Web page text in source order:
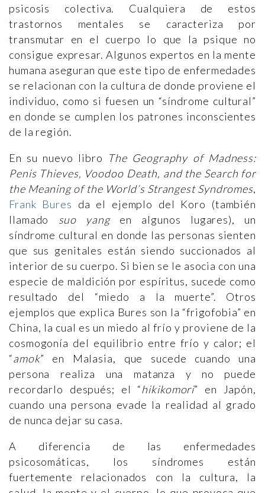
psicosis colectiva. Cualquiera de estos
trastornos mentales se caracteriza por
transmutar en el cuerpo lo que la psique no
consigue expresar. Algunos expertos en la mente
humana aseguran que este tipo de enfermedades
se relacionan con la cultura de donde proviene el
individuo, como si fuesen un “síndrome cultural”
en donde se cumplen los patrones inconscientes
de la región.
En su nuevo libro The Geography of Madness:
Penis Thieves, Voodoo Death, and the Search for
the Meaning of the World’s Strangest Syndromes,
Frank Bures da el ejemplo del
Koro (también
llamado suo yangen algunos lugares), un
síndrome cultural en donde las personas sienten
que sus genitales están siendo succionados al
interior de su cuerpo. Si bien se le asocia con una
especie de maldición por espíritus, sucede como
resultado del “miedo a la muerte”. Otros
ejemplos que explica Bures son la “frigofobia” en
China, la cual es un miedo al frío y proviene de la
cosmogonía del equilibrio entre frío y calor; el
“amok” en Malasia, que sucede cuando una
persona realiza una matanza y no puede
recordarlo después; el “hikikomori” en Japón,
cuando una persona evade la realidad al grado
de nunca dejar su casa.
A diferencia de las enfermedades
psicosomáticas, los síndromes están
fuertemente relacionados con la cultura, la